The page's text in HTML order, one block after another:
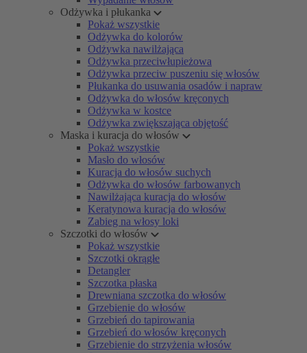
Odżywka i płukanka
Pokaż wszystkie
Odżywka do kolorów
Odżywka nawilżająca
Odżywka przeciwłupieżowa
Odżywka przeciw puszeniu się włosów
Płukanka do usuwania osadów i napraw
Odżywka do włosów kręconych
Odżywka w kostce
Odżywka zwiększająca objętość
Maska i kuracja do włosów
Pokaż wszystkie
Masło do włosów
Kuracja do włosów suchych
Odżywka do włosów farbowanych
Nawilżająca kuracja do włosów
Keratynowa kuracja do włosów
Zabieg na włosy loki
Szczotki do włosów
Pokaż wszystkie
Szczotki okrągłe
Detangler
Szczotka płaska
Drewniana szczotka do włosów
Grzebienie do włosów
Grzebień do tapirowania
Grzebień do włosów kręconych
Grzebienie do strzyżenia włosów